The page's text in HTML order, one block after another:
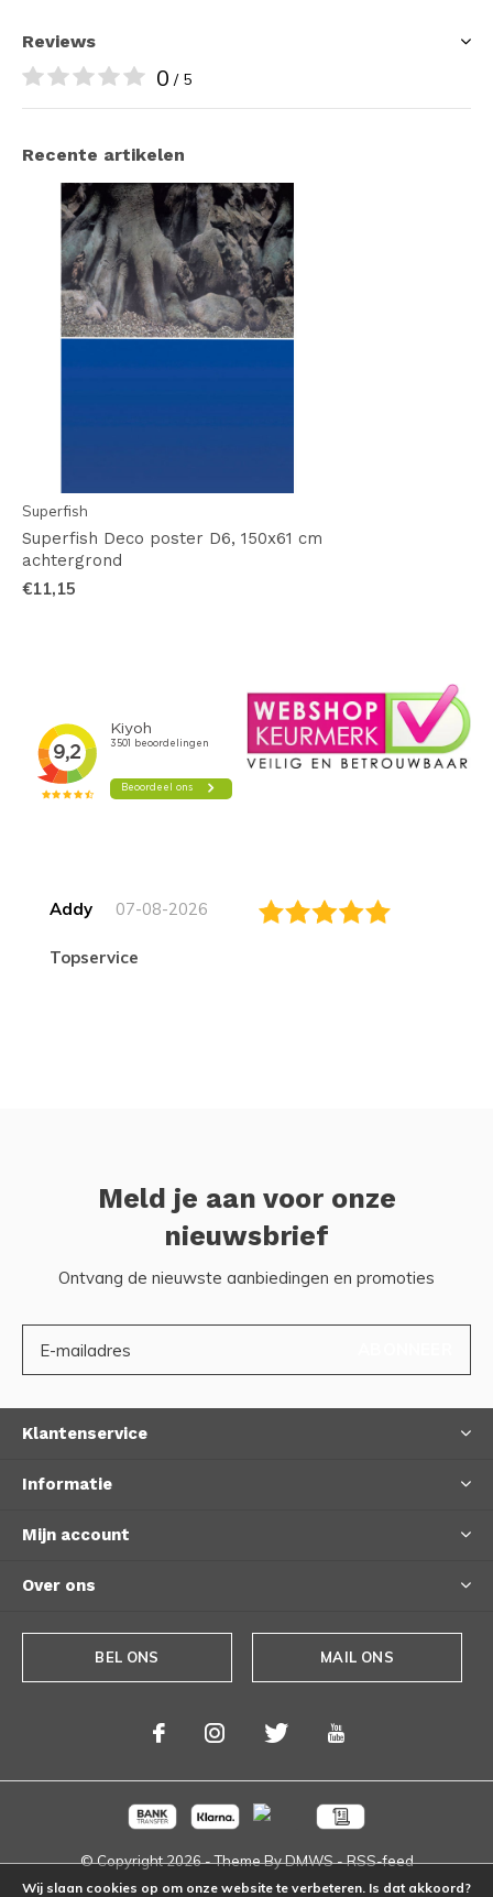
Reviews
0 / 5
Recente artikelen
Superfish
Superfish Deco poster D6, 150x61 cm
achtergrond
€11,15
Addy 07-08-2026
topservice
Meld je aan voor onze
nieuwsbrief
Ontvang de nieuwste aanbiedingen en promoties
Klantenservice
Informatie
Mijn account
Over ons
BEL ONS MAIL ONS
© Copyright2026- Theme ByDMWS-RSS-feed
Wij slaan cookies op om onze website te verbeteren. Is dat akkoord?